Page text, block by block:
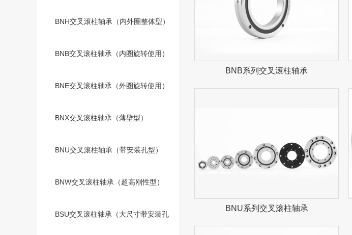
BNH交叉滚柱轴承（内外圈整体型）
BNB交叉滚柱轴承（内圈旋转使用）
BNE交叉滚柱轴承（外圈旋转使用）
BNX交叉滚柱轴承（薄壁型）
BNU交叉滚柱轴承（带安装孔型）
BNW交叉滚柱轴承（超高刚性型）
BSU交叉滚柱轴承（大尺寸带安装孔
BNB系列交叉滚柱轴承
BNU系列交叉滚柱轴承